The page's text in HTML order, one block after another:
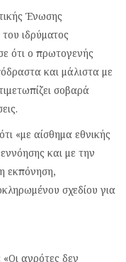
Ένωσης
ιδρύματος
ότι ο πρωτογενής
και μάλιστα με
σοβαρά
«με αίσθημα εθνικής
και με την
εκπόνηση,
σχεδίου για
αγρότες δεν